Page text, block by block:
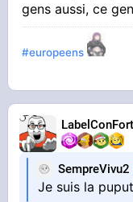
gens aussi, ce
#europeens
LabelConFort
SempreVivu2
Je suis la